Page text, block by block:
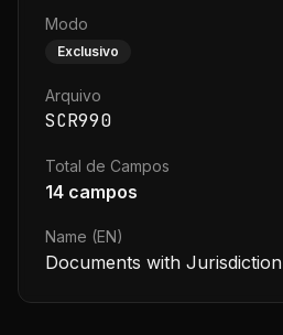
Modo
Exclusivo
Arquivo
SCR990
Total de Campos
14 campos
Name (EN)
Documents with Jurisdiction